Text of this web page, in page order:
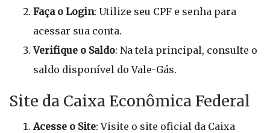
Faça o Login: Utilize seu CPF e senha para
acessar sua conta.
Verifique o Saldo: Na tela principal, consulte o
saldo disponível do Vale-Gás.
Site da Caixa Econômica Federal
Acesse o Site: Visite o site oficial da Caixa